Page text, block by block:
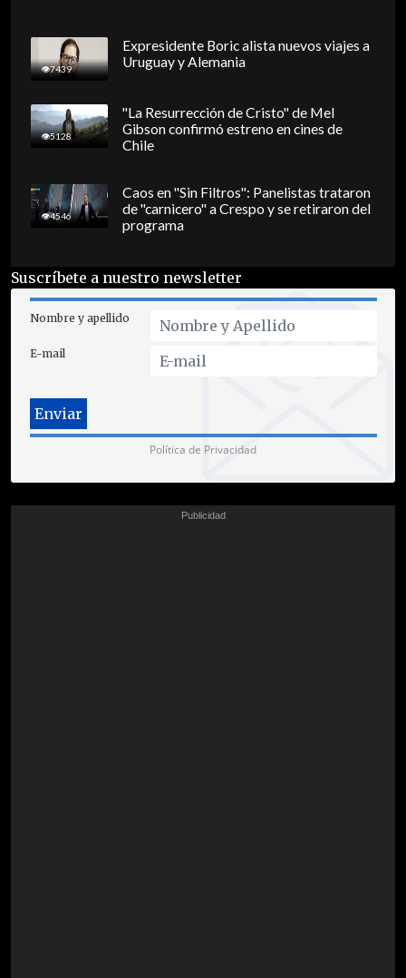
7439
Expresidente Boric alista nuevos viajes a
Uruguay y Alemania
5128
"La Resurrección de Cristo" de Mel
Gibson confirmó estreno en cines de
Chile
4546
Caos en "Sin Filtros": Panelistas trataron
de "carnicero" a Crespo y se retiraron del
programa
Suscríbete a nuestro newsletter
Nombre y apellido
E-mail
Política de Privacidad